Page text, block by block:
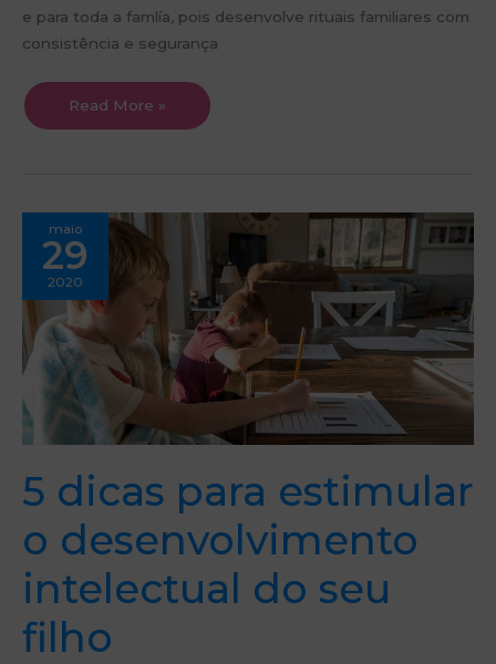
e para toda a famlía, pois desenvolve rituais familiares com
consistência e segurança
Read More »
maio
29
2020
5 dicas para estimular
o desenvolvimento
intelectual do seu
filho
5
dicas
para
estimular
o
desenvolvimento
intelectual
seu
filho